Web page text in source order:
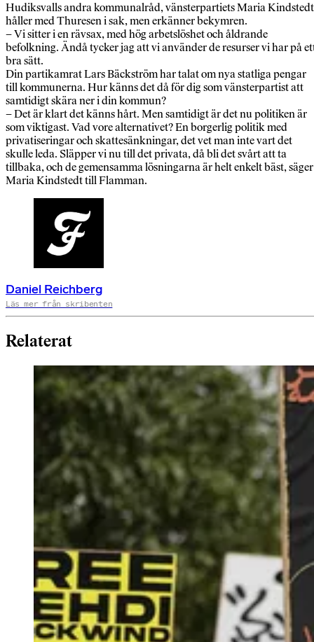
Hudiksvalls andra kommunalråd, vänsterpartiets Maria
håller med Thuresen i sak, men erkänner bekymren.
– Vi sitter i en rävsax, med hög arbetslöshet och åldrande
befolkning. Ändå tycker jag att vi använder de resurser vi har på
bra sätt.
Din partikamrat Lars Bäckström har talat om nya statliga pengar
till kommunerna. Hur känns det då för dig som vänsterpartist att
samtidigt skära ner i din kommun?
– Det är klart det känns hårt. Men samtidigt är det nu politiken är
som viktigast. Vad vore alternativet? En borgerlig politik med
privatiseringar och skattesänkningar, det vet man inte vart det
skulle leda. Släpper vi nu till det privata, då bli det svårt att ta
tillbaka, och de gemensamma lösningarna är helt enkelt bäst, säger
Maria Kindstedt till Flamman.
Daniel Reichberg
Läs mer från skribenten
Relaterat